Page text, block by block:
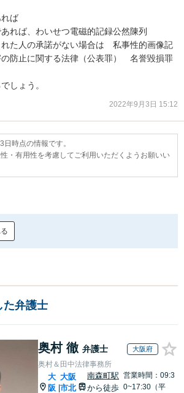
ば
れば、わいせつ電磁的記録公然陳列
た人の承諾がない場合は　私事性的画像記
防止に関する法律（公表罪）　名誉毀損罪
しょう。
2022年9月3日 15:12
時点の情報です。
・有用性を考慮してご利用いただくようお願いい
た弁護士
奥村 徹 弁護士 大阪府
奥村＆田中法律事務所
大
阪
大阪
市北
南森町駅
から徒歩
営業時間：09:3
0~17:30（平